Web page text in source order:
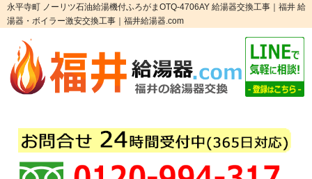
永平寺町 ノーリツ石油給湯機付ふろがまOTQ-4706AY 給湯器交換工事｜福井 給
湯器・ボイラー激安交換工事｜福井給湯器.com